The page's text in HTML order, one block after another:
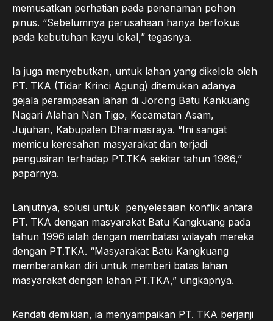
memusatkan perhatian pada penanaman pohon
pinus. “Sebelumnya perusahaan hanya berfokus
pada kebutuhan kayu lokal,” tegasnya.
Ia juga menyebutkan, untuk lahan yang dikelola oleh
PT. TKA (Tidar Krinci Agung) ditemukan adanya
gejala perampasan lahan di Jorong Batu Kankuang
Nagari Alahan Nan Tigo, Kecamatan Asam,
Jujuhan, Kabupaten Dharmasraya. “Ini sangat
memicu keresahan masyarakat dan terjadi
pengusiran terhadap PT.TKA sekitar tahun 1986,”
paparnya.
Lanjutnya, solusi untuk penyelesaian konflik antara
PT. TKA dengan masyarakat Batu Kangkuang pada
tahun 1996 ialah dengan membatasi wilayah mereka
dengan PT.TKA. “Masyarakat Batu Kangkuang
memberanikan diri untuk memberi batas lahan
masyarakat dengan lahan PT.TKA,” ungkapnya.
Kendati demikian, ia menyampaikan PT. TKA berjanji